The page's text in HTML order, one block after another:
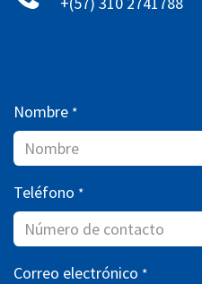
Nombre *
Teléfono *
Correo electrónico *